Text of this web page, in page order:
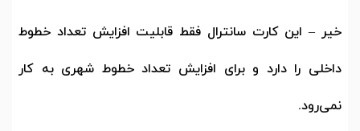
خیر –این کارت سانترال فقط قابلیت افزایش تعداد خطوط
داخلی را دارد و برای افزایش تعداد خطوط شهری به کار
نمی‌رود.